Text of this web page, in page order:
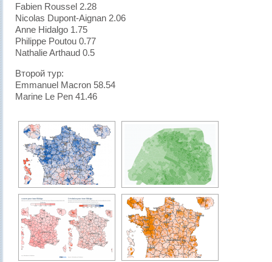
Fabien Roussel 2.28
Nicolas Dupont-Aignan 2.06
Anne Hidalgo 1.75
Philippe Poutou 0.77
Nathalie Arthaud 0.5
Второй тур:
Emmanuel Macron 58.54
Marine Le Pen 41.46